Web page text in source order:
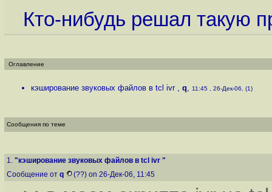
Кто-нибудь решал такую
Оглавление
кэширование звуковых файлов в tcl ivr , q, 11:45 , 26-Дек-06, (1)
Сообщения по теме
1. "кэширование звуковых файлов в tcl ivr "
Сообщение от q (??) on 26-Дек-06, 11:45